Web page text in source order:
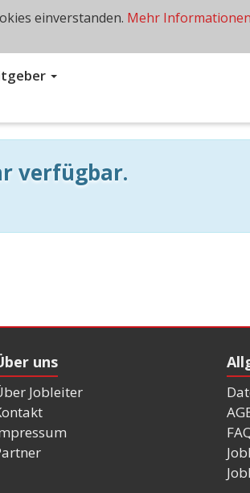
verfügbar.
uns
Jobleiter
einverstanden. Mehr Informationen